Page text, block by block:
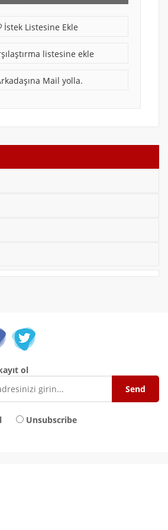
İstek Listesine Ekle
listesine ekle
Mail yolla.
ol
Unsubscribe